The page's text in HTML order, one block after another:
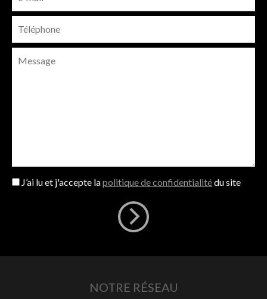
J’ai lu et j'accepte lapolitique de confidentialitédu site
NOTRE RÉSEAU